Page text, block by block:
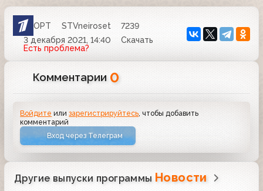
ОРТ STVneiroset
7239
3 декабря 2021, 14:40
Скачать
Есть проблема?
Комментарии 0
Войдите илизарегистрируйтесь, чтобы добавить
комментарий
Вход через Телеграм
Другие выпуски программы Новости